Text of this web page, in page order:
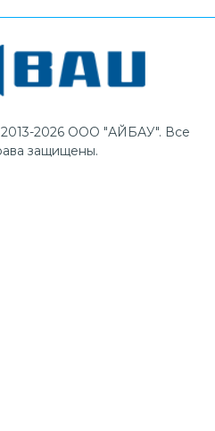
2026 ООО "АЙБАУ". Все
защищены.